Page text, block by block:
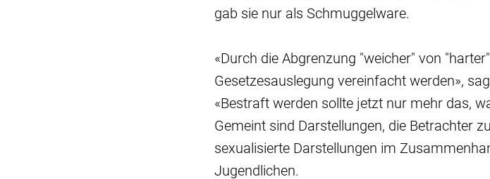
gab sie nur als Schmuggelware.
«Durch die Abgrenzung "weicher" von
Gesetzesauslegung vereinfacht werden»,
«Bestraft werden sollte jetzt nur mehr das,
Gemeint sind Darstellungen, die Betrachter
sexualisierte Darstellungen im
Jugendlichen.